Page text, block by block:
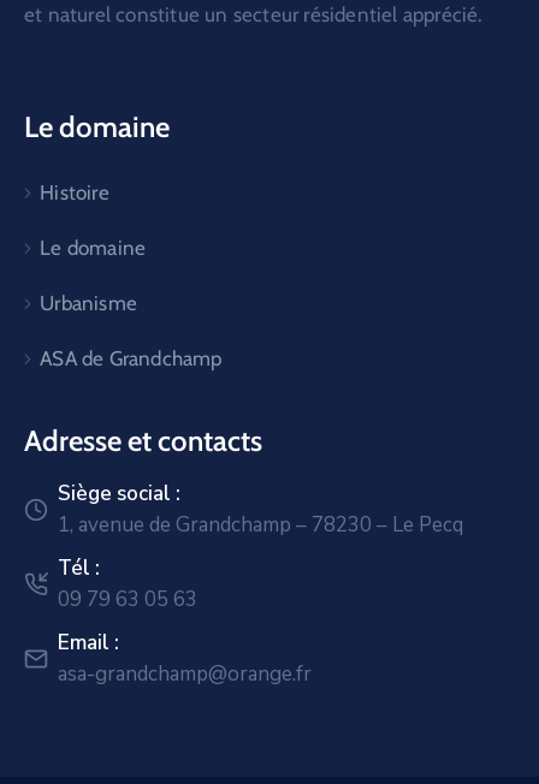
et naturel constitue un secteur résidentiel apprécié.
Le domaine
Histoire
Le domaine
Urbanisme
ASA de Grandchamp
Adresse et contacts
Siège social :
1, avenue de Grandchamp – 78230 – Le Pecq
Tél :
09 79 63 05 63
Email :
asa-grandchamp@orange.fr